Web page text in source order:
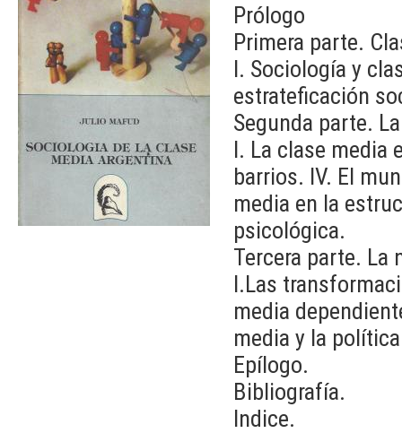
Prólogo
Primera parte.
I. Sociología y
estrateficación
Segunda parte.
I. La clase media
barrios. IV. El
media en la
psicológica.
Tercera parte. La
I.Las
media
media y la
Epílogo.
Bibliografía.
Indice.